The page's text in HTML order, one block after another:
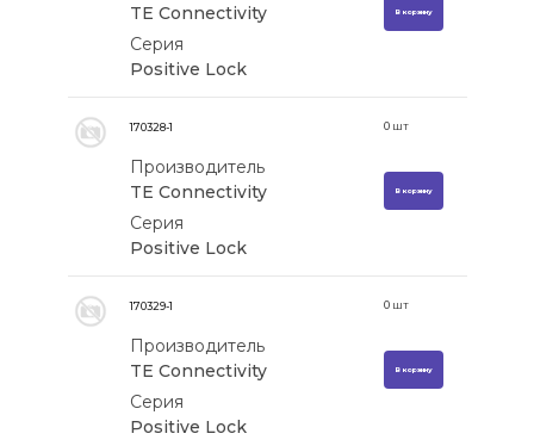
TE Connectivity
Серия
Positive Lock
В корзину
170328-1
Производитель
TE Connectivity
Серия
Positive Lock
0шт
В корзину
170329-1
Производитель
TE Connectivity
Серия
Positive Lock
0шт
В корзину